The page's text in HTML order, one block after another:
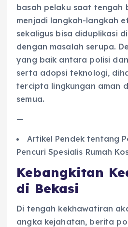
basah pelaku saat tengah
menjadi langkah-langkah
sekaligus bisa diduplikasi
dengan masalah serupa.
yang baik antara polisi
serta adopsi teknologi,
tercipta lingkungan aman
semua.
—
Artikel Pendek tentang
Pencuri Spesialis Rumah
Kebangkitan
di Bekasi
Di tengah kekhawatiran
angka kejahatan, berita